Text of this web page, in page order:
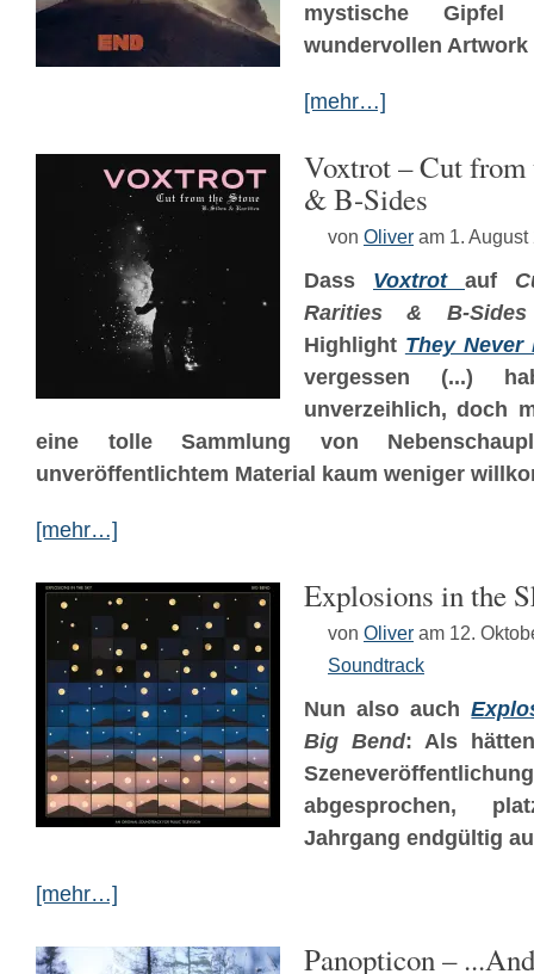
mystische
wundervollen
[mehr…]
Voxtrot – Cut
& B​-​Sides
von Oliver am 1. August
Dass Voxtrot auf
Rarities & B​-​Sides
Highlight They Never
vergessen (...)
unverzeihlich, doch
eine tolle Sammlung von
unveröffentlichtem Material kaum weniger
[mehr…]
Explosions in the
von Oliver am 12.
Soundtrack
Nun also auch
Big Bend: Als
abgesprochen,
Jahrgang endgültig
[mehr…]
Panopticon –